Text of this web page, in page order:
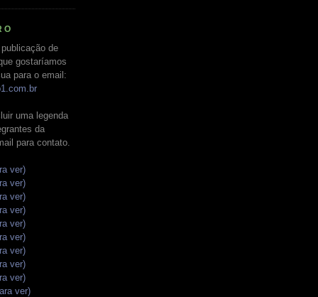
de
gostaríamos
para o email:
uma legenda
da
para contato.
ver)
ver)
ver)
ver)
ver)
ver)
ver)
ver)
ver)
ver)